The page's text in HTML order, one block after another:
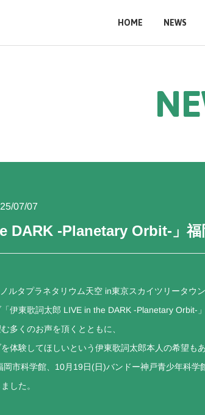
HOME NEWS
NE
07/07
DARK -Planetary Orbit-」福
ルタプラネタリウム天空 in東京スカイツリータウ
伊東歌詞太郎 LIVE in the DARK -Planetary Orbit-」
多くのお声を頂くとともに、
体験してほしいという伊東歌詞太郎本人の希望もあ
市科学館、10月19日(日)バンドー神戸青少年科学
した。